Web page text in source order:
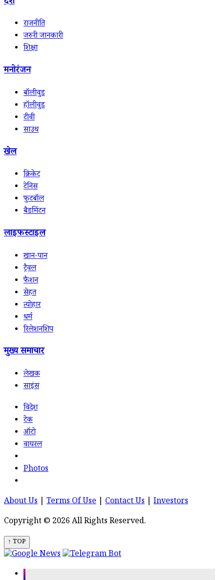
राजनीति
जरुरी जानकारी
शिक्षा
मनोरंजन
बॉलीवुड
हॉलीवुड
टीवी
साउथ
खेल
क्रिकेट
टेनिस
फुटबॉल
बैडमिंटन
लाइफस्टाइल
खान-पान
ट्रैवल
फैशन
सेहत
त्योहार
धर्म
रिलेशनशिप
मुख्य समाचार
लेखक
साइंस
विदेश
टेक
ऑटो
वायरल
Photos
About Us Terms Of Use Contact Us
Investors
Copyright © 2026 All Rights Reserved.
↑ TOP